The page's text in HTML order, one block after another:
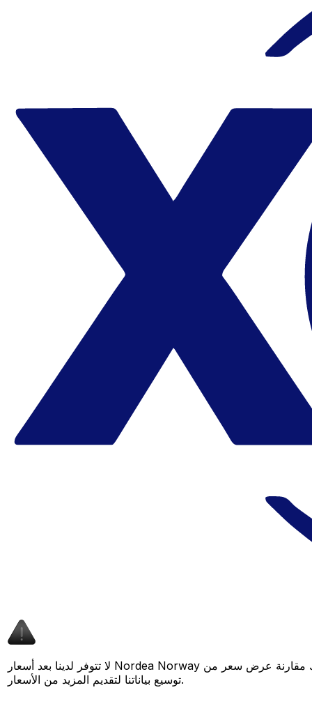
لا تتوفر لدينا بعد أسعار Nordea Norway لهذا الزوج من العملات، لكن لا يزال بإمكانك مقارنة عرض سعر من Nordea Norway بسعر Xe المباشر لمعرفة التوفير المحتمل. عد لاحقًا، فنحن نعمل باستمرار على
توسيع بياناتنا لتقديم المزيد من الأسعار.